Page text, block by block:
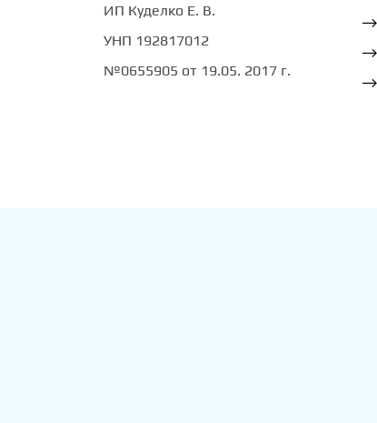
ИП Куделко Е. В.
УНП 192817012
№0655905 от 19.05. 2017 г.